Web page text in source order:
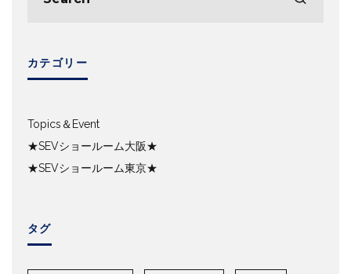
カテゴリー
Topics＆Event
★SEVショールーム大阪★
★SEVショールーム東京★
タグ